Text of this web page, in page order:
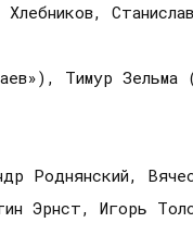
Тимур
Роднянский,
Эрнст, Игорь